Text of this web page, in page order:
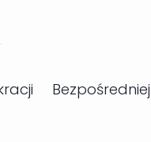
Bezpośredniej